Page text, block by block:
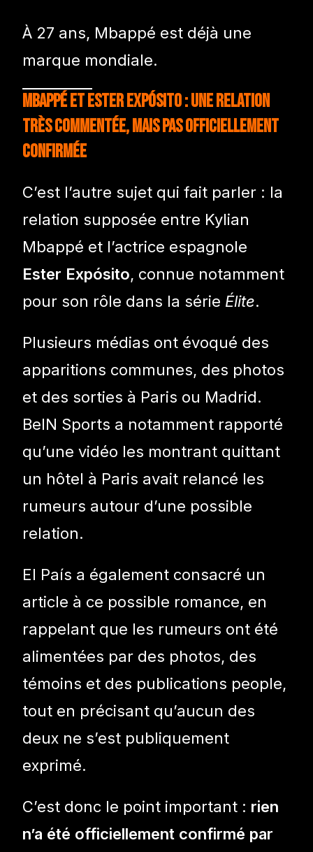
À 27 ans, Mbappé est déjà une
marque mondiale.
Mbappé et Ester Expósito : une relation
très commentée, mais pas officiellement
confirmée
C’est l’autre sujet qui fait parler : la
relation supposée entre Kylian
Mbappé et l’actrice espagnole
Ester Expósito, connue notamment
pour son rôle dans la série Élite.
Plusieurs médias ont évoqué des
apparitions communes, des photos
et des sorties à Paris ou Madrid.
BeIN Sports a notamment rapporté
qu’une vidéo les montrant quittant
un hôtel à Paris avait relancé les
rumeurs autour d’une possible
relation.
El País a également consacré un
article à ce possible romance, en
rappelant que les rumeurs ont été
alimentées par des photos, des
témoins et des publications people,
tout en précisant qu’aucun des
deux ne s’est publiquement
exprimé.
C’est donc le point important : rien
n’a été officiellement confirmé par